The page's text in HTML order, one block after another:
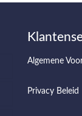
Algemene
Privacy Beleid